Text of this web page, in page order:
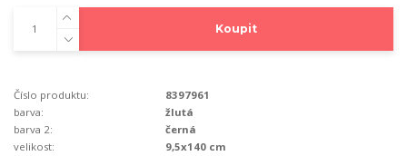
Koupit
Číslo produktu:
8397961
barva:
žlutá
barva 2:
černá
velikost:
9,5x140 cm